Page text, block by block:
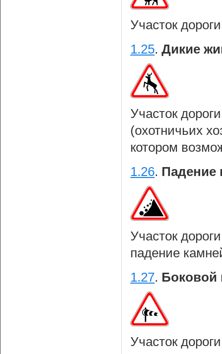
Участок
1.25. Дикие
Участок
(охотничьих
котором
1.26. Падение
Участок
падение
1.27. Боковой
Участок